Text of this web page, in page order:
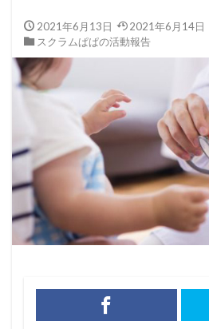
2021年6月13日
2021年6月14日
スクラムぱぱの活動報告